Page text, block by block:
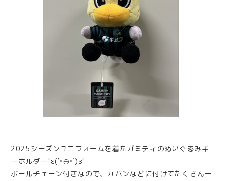
2025シーズンユニフォームを着たガミティのぬいぐるみキ
ーホルダー"ε(`•⊖•´)з"
ボールチェーン付きなので、カバンなどに付けてたくさん一